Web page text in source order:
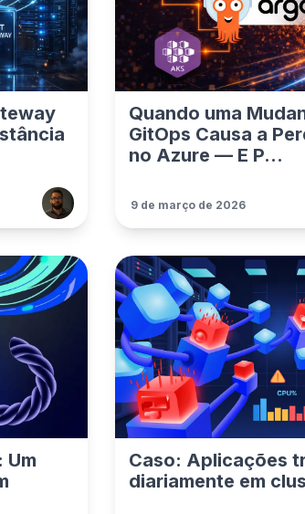
Quando uma
GitOps Causa a
no Azure — E P...
9 de março de 2026
Um
Caso: Aplicações
diariamente em